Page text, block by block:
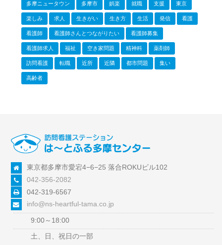
多摩ニュータウン 多摩市 娯楽 就職 支援 東京
楽しみ 求人 生きがい 生き方 生活 発信 看護
看護師 看護師さんとつながりたい 看護師募集
看護師求人 福祉 空き家問題 精神科 薬剤師
訪問看護 転職 近所 近隣 都市問題 集い
高齢者
東京都多摩市愛宕4−6−25 落合ROKUビル102
042-356-2082
042-319-6567
info@ns-heartful-tama.co.jp
9:00～18:00
土、日、祝日の一部